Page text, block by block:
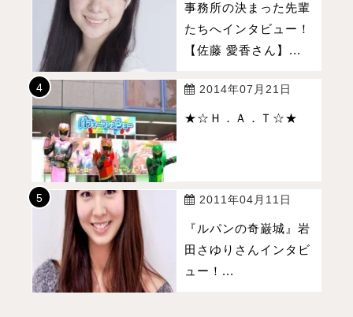
事務所の決まった先輩
たちへインタビュー！
【佐藤 愛香さん】...
2014年07月21日
★☆Ｈ．Ａ．Ｔ☆★
2011年04月11日
『ルパンの奇巌城』岩
田さゆりさんインタビ
ュー！...